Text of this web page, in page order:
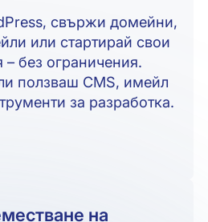
свържи домейни,
или стартирай свои
без ограничения.
ползваш CMS, имейл
за разработка.
на